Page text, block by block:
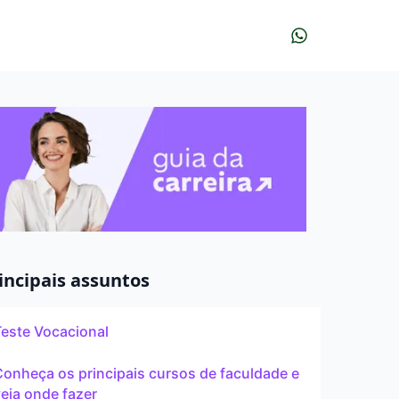
assuntos
Vocacional
os principais cursos de faculdade e
onde fazer